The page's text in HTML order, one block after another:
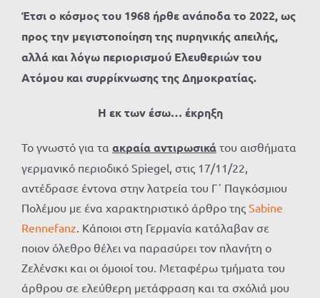
Έτσι ο κόσμος του 1968 ήρθε ανάποδα το 2022, ως
προς την μεγιστοποίηση της πυρηνικής απειλής,
αλλά και λόγω περιορισμού Ελευθεριών του
Ατόμου και συρρίκνωσης της Δημοκρατίας.
Η εκ των έσω… έκρηξη
Το γνωστό για τα ακραία αντιρωσικά του αισθήματα
γερμανικό περιοδικό Spiegel, στις 17/11/22,
αντέδρασε έντονα στην λατρεία του Γ΄ Παγκόσμιου
Πολέμου με ένα χαρακτηριστικό άρθρο της Sabine
Rennefanz. Κάποιοι στη Γερμανία κατάλαβαν σε
ποιον όλεθρο θέλει να παρασύρει τον πλανήτη ο
Ζελένσκι και οι όμοιοί του. Μεταφέρω τμήματα του
άρθρου σε ελεύθερη μετάφραση και τα σχόλιά μου